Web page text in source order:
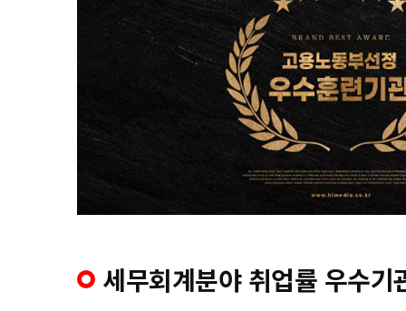
세무회계분야 취업률 우수기